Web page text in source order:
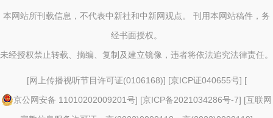
本网站所刊载信息，不代表中新社和中新网观点。 刊用本网站稿件，务
经书面授权。
未经授权禁止转载、摘编、复制及建立镜像，违者将依法追究法律责任。
[网上传播视听节目许可证(0106168)] [京ICP证040655号] [
京公网安备 11010202009201号] [京ICP备2021034286号-7] [互联网